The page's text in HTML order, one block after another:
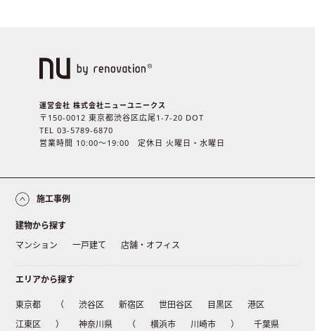
運営会社 株式会社ニューユニークス
〒150-0012 東京都渋谷区広尾1-7-20 DOT
TEL 03-5789-6870
営業時間 10:00〜19:00 定休日 火曜日・水曜日
施工事例
建物から探す
マンション
一戸建て 店舗・オフィス
エリアから探す
東京都 （ 渋谷区 新宿区 世田谷区 目黒区
港区
江東区
） 神奈川県 （ 横浜市 川崎市 ）
千葉県